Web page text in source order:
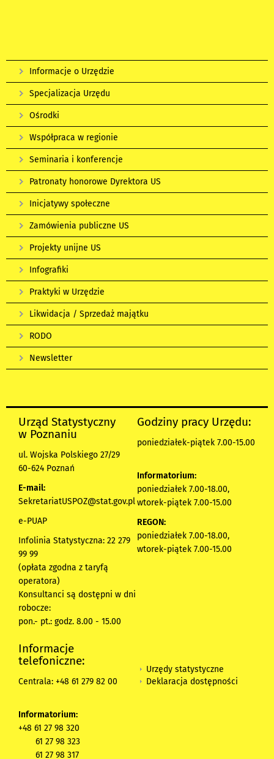
Informacje o Urzędzie
Specjalizacja Urzędu
Ośrodki
Współpraca w regionie
Seminaria i konferencje
Patronaty honorowe Dyrektora US
Inicjatywy społeczne
Zamówienia publiczne US
Projekty unijne US
Infografiki
Praktyki w Urzędzie
Likwidacja / Sprzedaż majątku
RODO
Newsletter
Urząd Statystyczny
w Poznaniu
ul. Wojska Polskiego 27/29
60-624 Poznań
E-mail:
SekretariatUSPOZ@stat.gov.pl
e-PUAP
Infolinia Statystyczna: 22 279
99 99
(opłata zgodna z taryfą
operatora)
Konsultanci są dostępni w dni
robocze:
pon.- pt.: godz. 8.00 - 15.00
Godziny pracy Urzędu:
poniedziałek-piątek 7.00-15.00
Informatorium:
poniedziałek 7.00-18.00,
wtorek-piątek 7.00-15.00
REGON:
poniedziałek 7.00-18.00,
wtorek-piątek 7.00-15.00
Informacje
telefoniczne:
Centrala: +48 61 279 82 00
Informatorium:
+48 61 27 98 320
61 27 98 323
61 27 98 317
Urzędy statystyczne
Deklaracja dostępności